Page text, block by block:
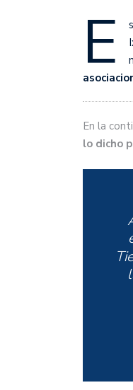
E
En la
lo dicho